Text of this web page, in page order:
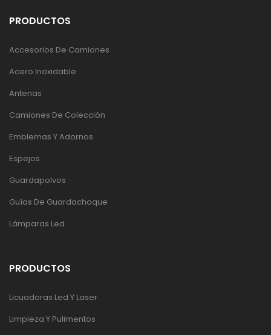
PRODUCTOS
Accesorios De Camiones
Acero Inoxidable
Antenas
Camiones De Colección
Emblemas Y Adornos
Espejos
Guardapolvos
Guías De Guardachoque
Lámparas Led
PRODUCTOS
Licuadoras Led Y Laser
Limpieza Y Pulimentos